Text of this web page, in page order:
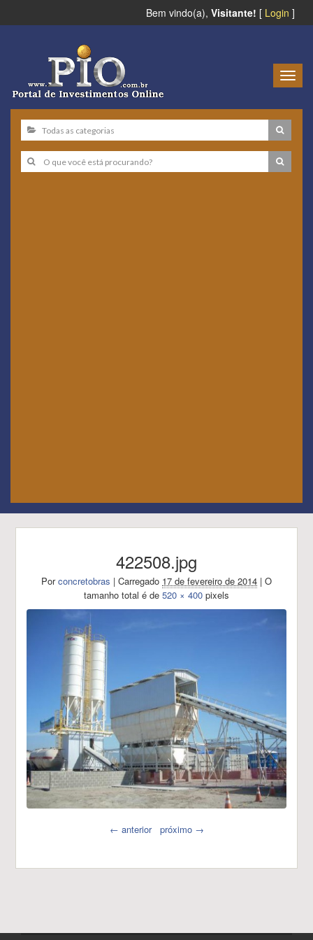
Bem vindo(a), Visitante! [ Login ]
422508.jpg
Por concretobras | Carregado 17 de fevereiro de 2014 | O
tamanho total é de 520 × 400 pixels
← anterior próximo →